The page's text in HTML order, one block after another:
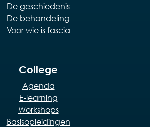
De geschiedenis
De behandeling
Voor wie is fascia
College
Agenda
E-learning
Workshops
Basisopleidingen